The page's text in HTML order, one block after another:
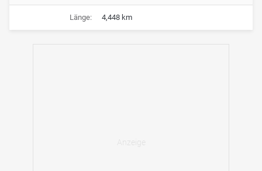
Länge: 4,448 km